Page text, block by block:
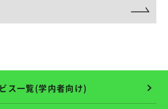
ス一覧(学内者向け)